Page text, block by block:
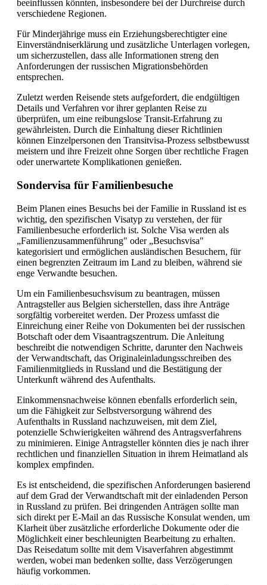
beeinflussen könnten, insbesondere bei der Durchreise durch
verschiedene Regionen.
Für Minderjährige muss ein Erziehungsberechtigter eine
Einverständniserklärung und zusätzliche Unterlagen vorlegen,
um sicherzustellen, dass alle Informationen streng den
Anforderungen der russischen Migrationsbehörden
entsprechen.
Zuletzt werden Reisende stets aufgefordert, die endgültigen
Details und Verfahren vor ihrer geplanten Reise zu
überprüfen, um eine reibungslose Transit-Erfahrung zu
gewährleisten. Durch die Einhaltung dieser Richtlinien
können Einzelpersonen den Transitvisa-Prozess selbstbewusst
meistern und ihre Freizeit ohne Sorgen über rechtliche Fragen
oder unerwartete Komplikationen genießen.
Sondervisa für Familienbesuche
Beim Planen eines Besuchs bei der Familie in Russland ist es
wichtig, den spezifischen Visatyp zu verstehen, der für
Familienbesuche erforderlich ist. Solche Visa werden als
„Familienzusammenführung" oder „Besuchsvisa"
kategorisiert und ermöglichen ausländischen Besuchern, für
einen begrenzten Zeitraum im Land zu bleiben, während sie
enge Verwandte besuchen.
Um ein Familienbesuchsvisum zu beantragen, müssen
Antragsteller aus Belgien sicherstellen, dass ihre Anträge
sorgfältig vorbereitet werden. Der Prozess umfasst die
Einreichung einer Reihe von Dokumenten bei der russischen
Botschaft oder dem Visaantragszentrum. Die Anleitung
beschreibt die notwendigen Schritte, darunter den Nachweis
der Verwandtschaft, das Originaleinladungsschreiben des
Familienmitglieds in Russland und die Bestätigung der
Unterkunft während des Aufenthalts.
Einkommensnachweise können ebenfalls erforderlich sein,
um die Fähigkeit zur Selbstversorgung während des
Aufenthalts in Russland nachzuweisen, mit dem Ziel,
potenzielle Schwierigkeiten während des Antragsverfahrens
zu minimieren. Einige Antragsteller könnten dies je nach ihrer
rechtlichen und finanziellen Situation in ihrem Heimatland als
komplex empfinden.
Es ist entscheidend, die spezifischen Anforderungen basierend
auf dem Grad der Verwandtschaft mit der einladenden Person
in Russland zu prüfen. Bei dringenden Anträgen sollte man
sich direkt per E-Mail an das Russische Konsulat wenden, um
Klarheit über zusätzliche erforderliche Dokumente oder die
Möglichkeit einer beschleunigten Bearbeitung zu erhalten.
Das Reisedatum sollte mit dem Visaverfahren abgestimmt
werden, wobei man bedenken sollte, dass Verzögerungen
häufig vorkommen.